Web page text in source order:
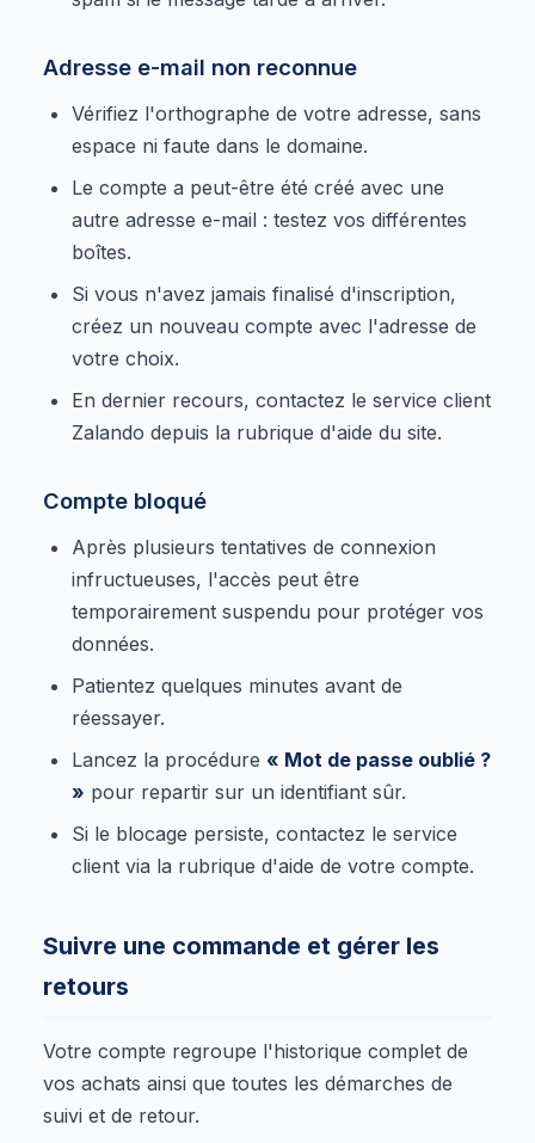
Adresse e-mail non reconnue
Vérifiez l'orthographe de votre adresse, sans
espace ni faute dans le domaine.
Le compte a peut-être été créé avec une
autre adresse e-mail : testez vos différentes
boîtes.
Si vous n'avez jamais finalisé d'inscription,
créez un nouveau compte avec l'adresse de
votre choix.
En dernier recours, contactez le service client
Zalando depuis la rubrique d'aide du site.
Compte bloqué
Après plusieurs tentatives de connexion
infructueuses, l'accès peut être
temporairement suspendu pour protéger vos
données.
Patientez quelques minutes avant de
réessayer.
Lancez la procédure « Mot de passe oublié ?
» pour repartir sur un identifiant sûr.
Si le blocage persiste, contactez le service
client via la rubrique d'aide de votre compte.
Suivre une commande et gérer les
retours
Votre compte regroupe l'historique complet de
vos achats ainsi que toutes les démarches de
suivi et de retour.